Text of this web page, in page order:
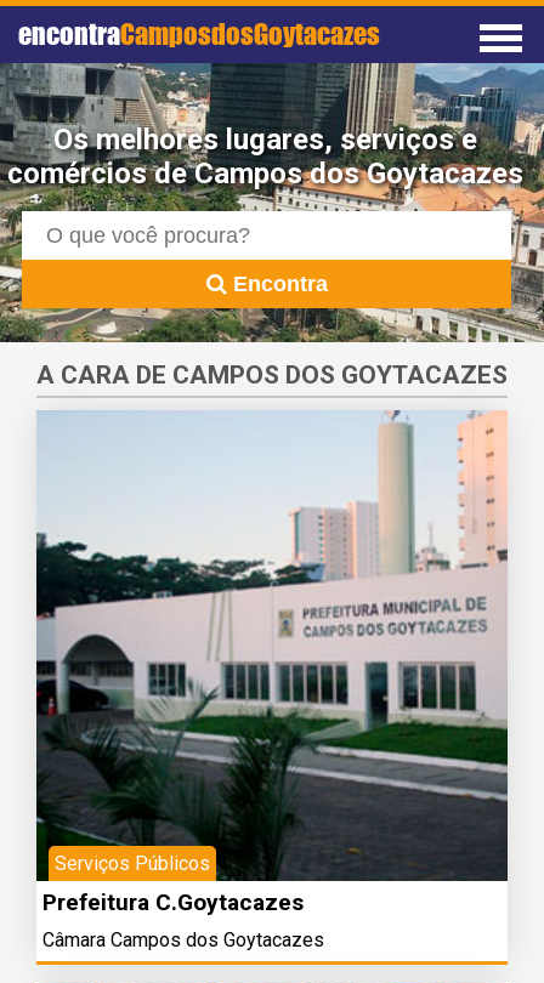
encontraCamposdosGoytacazes
Os melhores lugares, serviços e
comércios de Campos dos Goytacazes
Encontra
A CARA DE CAMPOS DOS GOYTACAZES
Serviços Públicos
Prefeitura C.Goytacazes
Câmara Campos dos Goytacazes